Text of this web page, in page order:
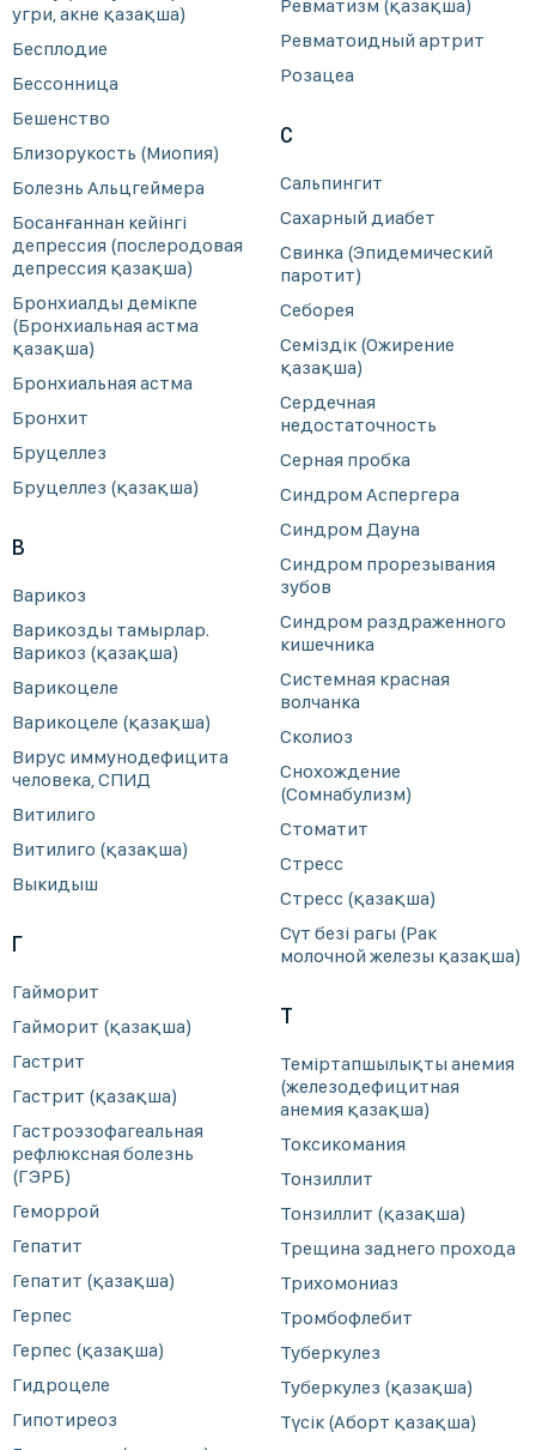
угри, акне қазақша)
Бесплодие
Бессонница
Бешенство
Близорукость (Миопия)
Болезнь Альцгеймера
Босанғаннан кейінгі
депрессия (послеродовая
депрессия қазақша)
Бронхиалды демікпе
(Бронхиальная астма
қазақша)
Бронхиальная астма
Бронхит
Бруцеллез
Бруцеллез (қазақша)
В
Варикоз
Варикозды тамырлар.
Варикоз (қазақша)
Варикоцеле
Варикоцеле (қазақша)
Вирус иммунодефицита
человека, СПИД
Витилиго
Витилиго (қазақша)
Выкидыш
Г
Гайморит
Гайморит (қазақша)
Гастрит
Гастрит (қазақша)
Гастроэзофагеальная
рефлюксная болезнь
(ГЭРБ)
Геморрой
Гепатит
Гепатит (қазақша)
Герпес
Герпес (қазақша)
Гидроцеле
Гипотиреоз
Ревматизм (қазақша)
Ревматоидный артрит
Розацеа
С
Сальпингит
Сахарный диабет
Свинка (Эпидемический
паротит)
Себорея
Семіздік (Ожирение
қазақша)
Сердечная
недостаточность
Серная пробка
Синдром Аспергера
Синдром Дауна
Синдром прорезывания
зубов
Синдром раздраженного
кишечника
Системная красная
волчанка
Сколиоз
Снохождение
(Сомнабулизм)
Стоматит
Стресс
Стресс (қазақша)
Сүт безі рагы (Рак
молочной железы қазақша)
Т
Теміртапшылықты анемия
(железодефицитная
анемия қазақша)
Токсикомания
Тонзиллит
Тонзиллит (қазақша)
Трещина заднего прохода
Трихомониаз
Тромбофлебит
Туберкулез
Туберкулез (қазақша)
Түсік (Аборт қазақша)